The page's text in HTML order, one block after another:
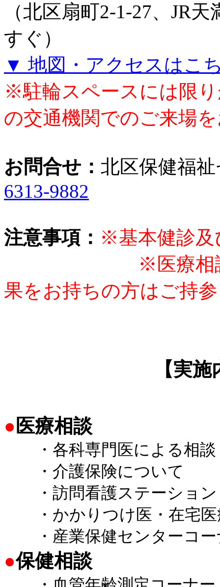
（北区扇町2-1-27、JR
すぐ）
▼ 地図・アクセスはこ
※駐輪スペースには限
の交通機関でのご来場
お問合せ： 北区保健福
6313-9882
注意事項： ※基本健診及
※医療相談を受
果をお持ちの方はご持
【実
● 医療相談
・各科専門医による相談
・介護保険について
・訪問看護ステーション
・かかりつけ医・在宅医
・産業保健センターコー
●保健相談